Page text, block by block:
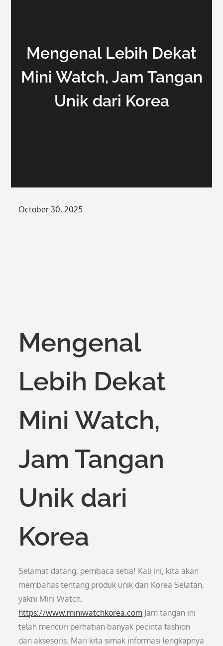
Mengenal Lebih Dekat
Mini Watch, Jam Tangan
Unik dari Korea
Posted
October 30, 2025
Mengenal
Lebih Dekat
Mini Watch,
Jam Tangan
Unik dari
Korea
Selamat datang, pembaca setia! Kali ini, kita akan
membahas tentang produk unik dari Korea Selatan,
yakni Mini Watch.
https://www.miniwatchkorea.com Jam tangan ini
telah mencuri perhatian banyak pecinta fashion
dan aksesoris. Mari kita simak informasi lengkapnya